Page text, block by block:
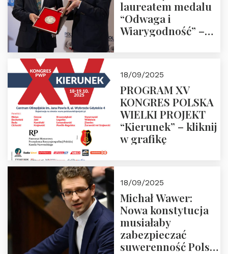
laureatem medalu
“Odwaga i
Wiarygodność” –
18/09/2025
PROGRAM XV
KONGRES POLSKA
WIELKI PROJEKT
“Kierunek” – kliknij
w grafikę
18/09/2025
Michał Wawer:
Nowa konstytucja
musiałaby
zabezpieczać
suwerenność Polski